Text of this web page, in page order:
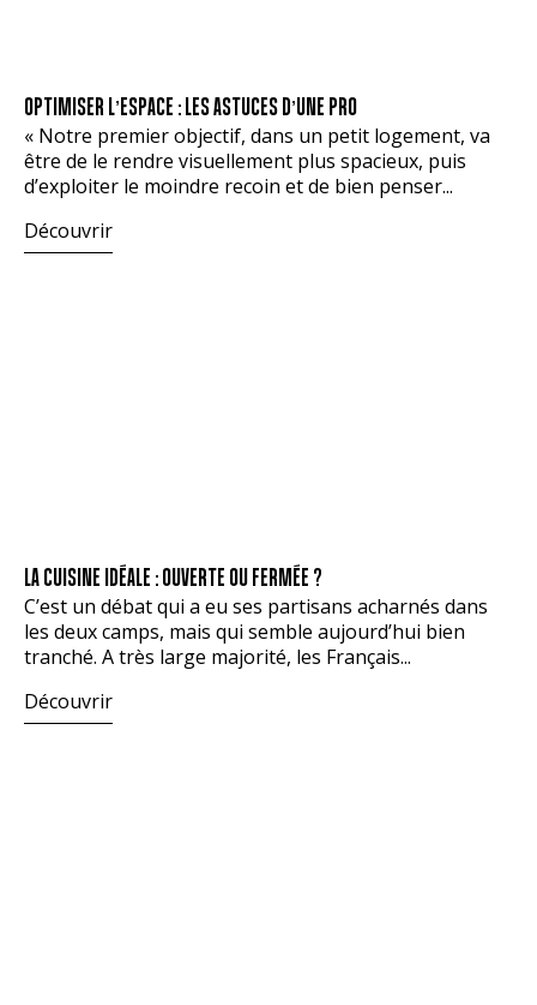
OPTIMISER L’ESPACE : LES ASTUCES D’UNE PRO
« Notre premier objectif, dans un petit logement, va
être de le rendre visuellement plus spacieux, puis
d’exploiter le moindre recoin et de bien penser...
Découvrir
LA CUISINE IDÉALE : OUVERTE OU FERMÉE ?
C’est un débat qui a eu ses partisans acharnés dans
les deux camps, mais qui semble aujourd’hui bien
tranché. A très large majorité, les Français...
Découvrir